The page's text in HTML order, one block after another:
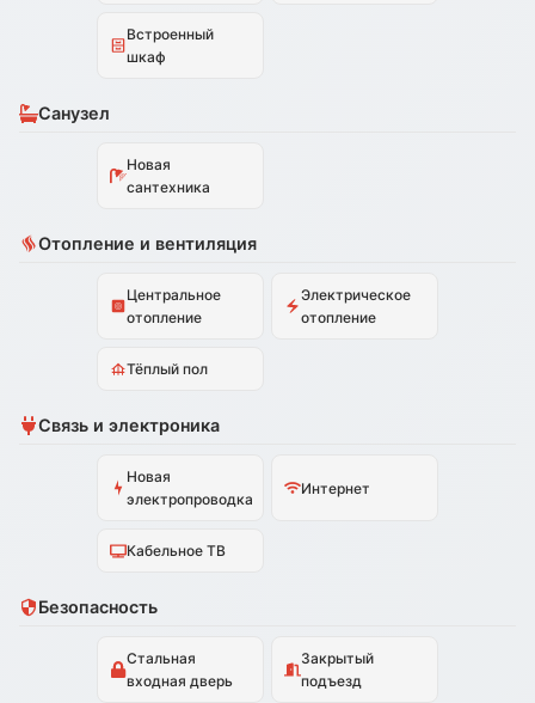
Встроенный
шкаф
Санузел
Новая
сантехника
Отопление и вентиляция
Центральное
отопление
Электрическое
отопление
Тёплый пол
Связь и электроника
Новая
электропроводка
Интернет
Кабельное ТВ
Безопасность
Стальная
входная дверь
Закрытый
подъезд